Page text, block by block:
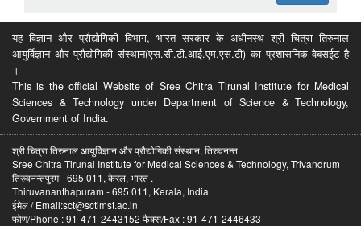
यह विज्ञान और प्रौद्योगिकी विभाग, भारत सरकार के अधीनस्थ श्री चित्रा तिरुनाल
आयुर्विज्ञान और प्रौद्योगिकी संस्थान(एस.सी.टी.आई.एम.एस.टी) का प्रशासनिक वेबसईट है
।
This is the official Website of Sree Chitra Tirunal Institute for Medical
Sciences & Technology under Department of Science & Technology,
Government of India.
श्री चित्रा तिरुनाल आयुर्विज्ञान और प्रौद्योगिकी संस्थान, तिरुवनन्त
Sree Chitra Tirunal Institute for Medical Sciences & Technology, Trivandrum
तिरुवनन्तपुरम - 695 011, केरल, भारत .
Thiruvananthapuram - 695 011, Kerala, India.
ईमेल / Email:sct@sctimst.ac.in
फोण/Phone : 91-471-2443152 फैक्स/Fax : 91-471-2446433